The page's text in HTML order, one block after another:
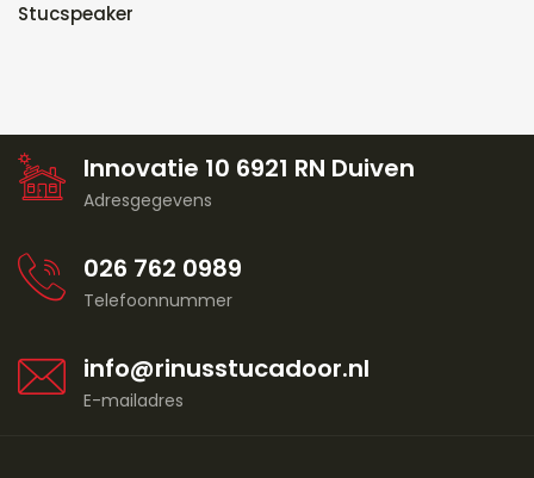
Stucspeaker
Innovatie 10 6921 RN Duiven
Adresgegevens
026 762 0989
Telefoonnummer
info@rinusstucadoor.nl
E-mailadres